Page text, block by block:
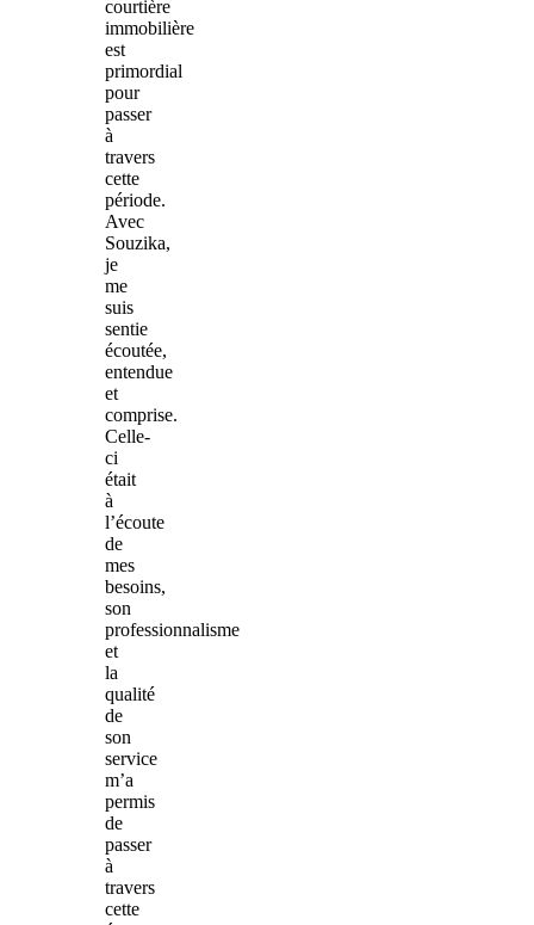
courtière
immobilière
est
primordial
pour
passer
à
travers
cette
période.
Avec
Souzika,
je
me
suis
sentie
écoutée,
entendue
et
comprise.
Celle-
ci
était
à
l’écoute
de
mes
besoins,
son
professionnalisme
et
la
qualité
de
son
service
m’a
permis
de
passer
à
travers
cette